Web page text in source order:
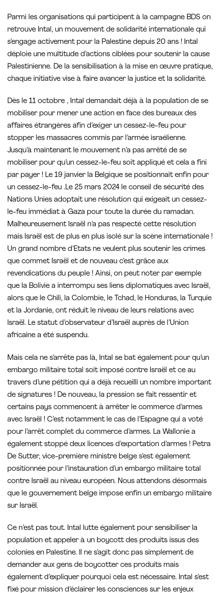
Parmi les organisations qui participent à la campagne BDS on
retrouve Intal, un mouvement de solidarité internationale qui
s’engage activement pour la Palestine depuis 20 ans ! Intal
déploie une multitude d’actions ciblées pour soutenir la cause
Palestinienne. De la sensibilisation à la mise en œuvre pratique,
chaque initiative vise à faire avancer la justice et la solidarité.
Dès le 11 octobre , Intal demandait déjà à la population de se
mobiliser pour mener une action en face des bureaux des
affaires étrangères afin d’exiger un cessez-le-feu pour
stopper les massacres commis par l’armée israélienne.
Jusqu’à maintenant le mouvement n’a pas arrêté de se
mobiliser pour qu’un cessez-le-feu soit appliqué et cela a fini
par payer ! Le 19 janvier la Belgique se positionnait enfin pour
un cessez-le-feu .Le 25 mars 2024 le conseil de sécurité des
Nations Unies adoptait une résolution qui exigeait un cessez-
le-feu immédiat à Gaza pour toute la durée du ramadan.
Malheureusement Israël n’a pas respecté cette résolution
mais Israël est de plus en plus isolé sur la scène internationale !
Un grand nombre d’Etats ne veulent plus soutenir les crimes
que commet Israël et de nouveau c’est grâce aux
revendications du peuple ! Ainsi, on peut noter par exemple
que la Bolivie a interrompu ses liens diplomatiques avec Israël,
alors que le Chili, la Colombie, le Tchad, le Honduras, la Turquie
et la Jordanie, ont réduit le niveau de leurs relations avec
Israël. Le statut d’observateur d’Israël auprès de l’Union
africaine a été suspendu.
Mais cela ne s’arrête pas là, Intal se bat également pour qu’un
embargo militaire total soit imposé contre Israël et ce au
travers d’une pétition qui a déjà recueilli un nombre important
de signatures ! De nouveau, la pression se fait ressentir et
certains pays commencent à arrêter le commerce d’armes
avec Israël ! C’est notamment le cas de l’Espagne qui a voté
pour l’arrêt complet du commerce d’armes. La Wallonie a
également stoppé deux licences d’exportation d’armes ! Petra
De Sutter, vice-première ministre belge s’est également
positionnée pour l’instauration d’un embargo militaire total
contre Israël au niveau européen. Nous attendons désormais
que le gouvernement belge impose enfin un embargo militaire
sur Israël.
Ce n’est pas tout. Intal lutte également pour sensibiliser la
population et appeler à un boycott des produits issus des
colonies en Palestine. Il ne s’agit donc pas simplement de
demander aux gens de boycotter ces produits mais
également d’expliquer pourquoi cela est nécessaire. Intal s’est
fixé pour mission d’éclairer les consciences sur les enjeux